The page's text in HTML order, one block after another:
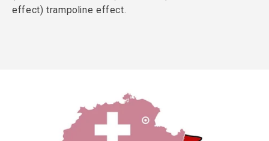
effect) trampoline effect.